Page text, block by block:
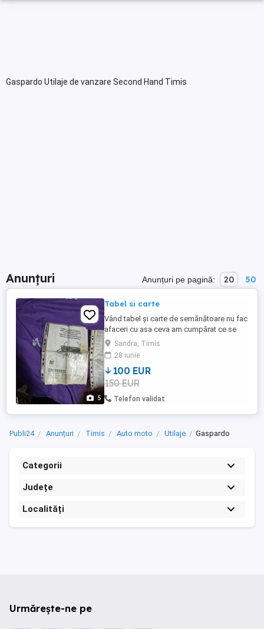
Gaspardo Utilaje de vanzare Second Hand Timis
Anunțuri Anunțuri pe pagină: 20 50
5
Tabel si carte
Vând tabel și carte de semănătoare nu fac
afaceri cu asa ceva am cumpărat ce se
vede în poze din Italia tabel sunt de la mai
multe modelele gaspardo am carte
tradusa
Sandra, Timis
28 iunie
100 EUR
150 EUR
Telefon validat
Publi24 Anunțuri Timis Auto moto Utilaje Gaspardo
Categorii
Județe
Localități
Urmărește-ne pe